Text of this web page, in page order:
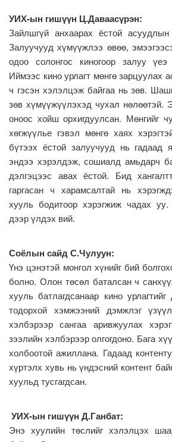
УИХ-ын гишүүн Ц.Даваасүрэн:
Зайлшгүй анхаарах ёстой
Залуучууд хүмүүжлээ өвөө,
одоо солонгос киногоор залуу
Иймээс кино урлагт мөнгө зарцуулах
ч гэсэн хэлэлцэж байгаа нь зөв.
зөв хүмүүжүүлэхэд чухал нөлөөтэй.
оноос хойш орхигдуулсан. Мөнгийг
хөгжүүлье гэвэл мөнгө хаях
бүтээх ёстой залуучууд нь гадаад
эндээ хэрэлдэж, сошиалд амьдарч
дэлгэцээс авах ёстой. Бид
гаргасан ч харамсалтай нь
хууль бодитоор хэрэгжиж чадах
дээр үлдэх вий.
Соёлын сайд С.Чулуун:
Үнэ цэнэтэй монгол хүнийг бий
болно. Олон төсөл баталсан ч
хууль батлагдсанаар кино
тодорхой хэмжээний дэмжлэг
хэлбэрээр сангаа аривжуулах
зээлийн хэлбэрээр олгогдоно. Бага
холбоотой ажиллана. Гадаад
хүртэлх хувь нь үндэсний контент
хуульд тусгагдсан.
УИХ-ын гишүүн Д.Ганбат:
Энэ хуулийн төслийг хэлэлцэх